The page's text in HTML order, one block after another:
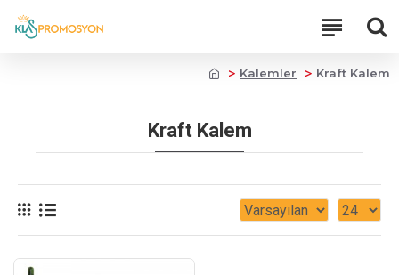
Kalemler Kraft Kalem
Kraft Kalem